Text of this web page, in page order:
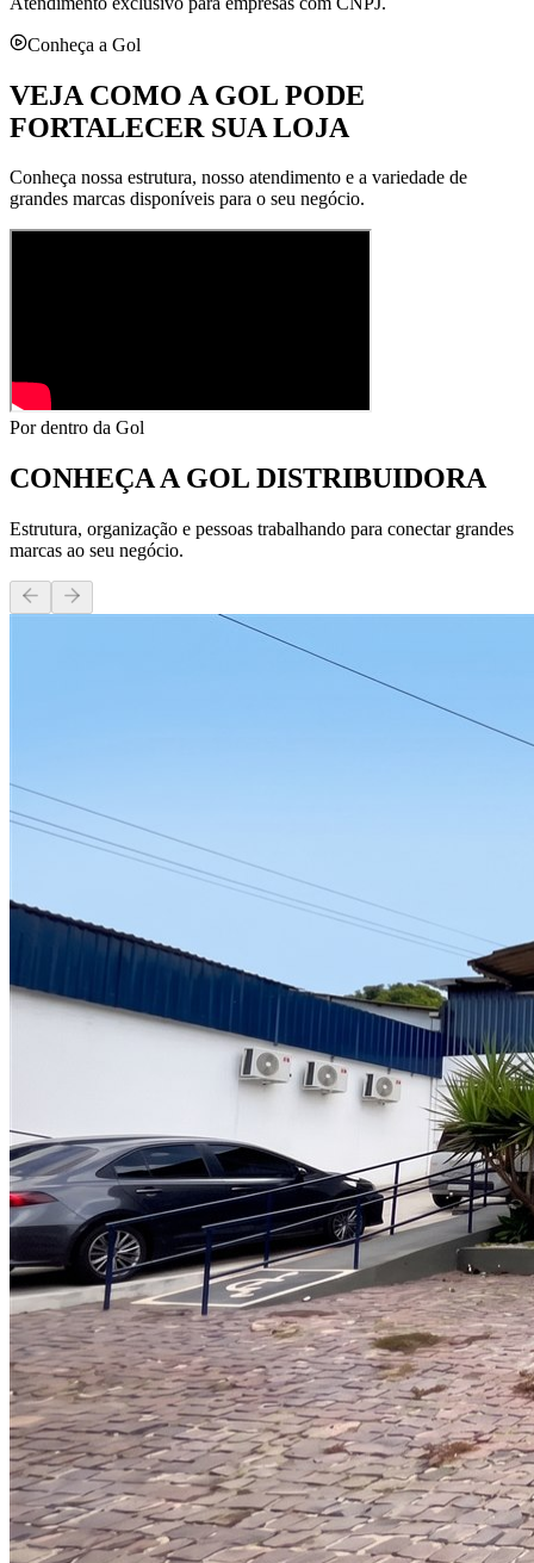
Conheça a Gol
VEJA COMO A GOL PODE
FORTALECER SUA LOJA
Conheça nossa estrutura, nosso atendimento e a variedade de
grandes marcas disponíveis para o seu negócio.
Por dentro da Gol
CONHEÇA AGOL DISTRIBUIDORA
Estrutura, organização e pessoas trabalhando para conectar grandes
marcas ao seu negócio.